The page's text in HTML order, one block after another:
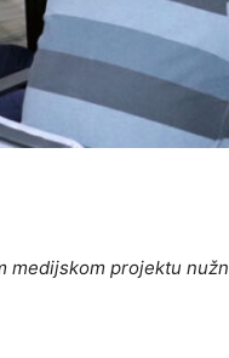
medijskom projektu